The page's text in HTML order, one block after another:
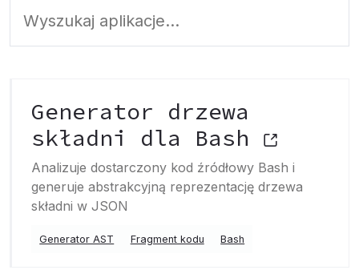
Generator drzewa
składni dla Bash
Analizuje dostarczony kod źródłowy Bash i
generuje abstrakcyjną reprezentację drzewa
składni w JSON
Generator AST Fragment kodu Bash